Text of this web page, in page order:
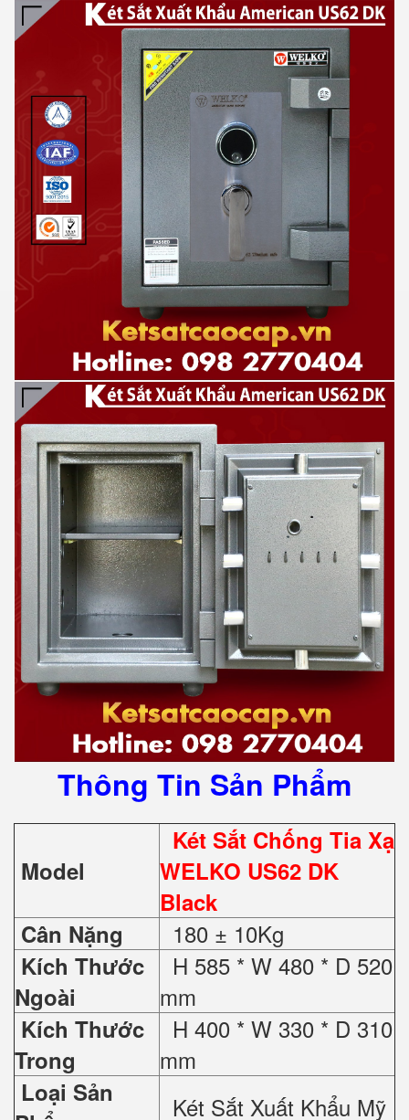
Thông Tin Sản Phẩm
Model
Két Sắt Chống Tia Xạ
WELKO US62 DK
Black
Cân Nặng
180 ± 10Kg
Kích Thước
Ngoài
H 585 * W 480 * D 520
mm
Kích Thước
Trong
H 400 * W 330 * D 310
mm
Loại Sản
Két Sắt Xuất Khẩu Mỹ